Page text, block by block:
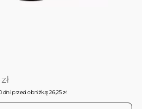
przed obniżką: 26,25 zł